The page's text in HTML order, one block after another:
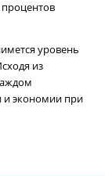
процентов
уровень
из
и экономии при